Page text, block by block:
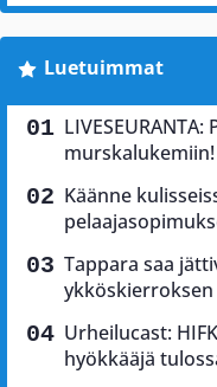
Luetuimmat
murskalukemiin!
Käänne
Tappara saa
ykköskierroksen
Urheilucast:
hyökkääjä